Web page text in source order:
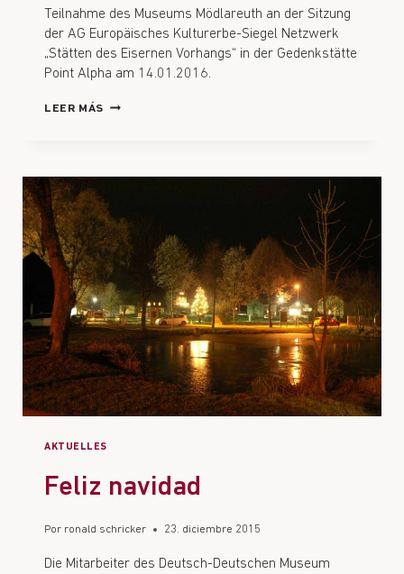
Teilnahme des Museums Mödlareuth an der Sitzung
der AG Europäisches Kulturerbe-Siegel Netzwerk
„Stätten des Eisernen Vorhangs“ in der Gedenkstätte
Point Alpha am 14.01.2016.
LEER MÁS
AKTUELLES
Feliz navidad
Por ronald schricker 23. diciembre 2015
Die Mitarbeiter des Deutsch-Deutschen Museum